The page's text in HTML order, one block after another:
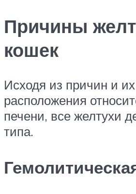
Причины
кошек
Исходя из причин и их
расположения
печени, все желтухи
типа.